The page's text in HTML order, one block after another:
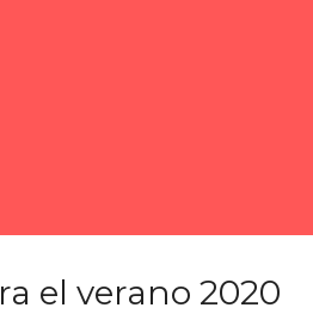
el verano 2020